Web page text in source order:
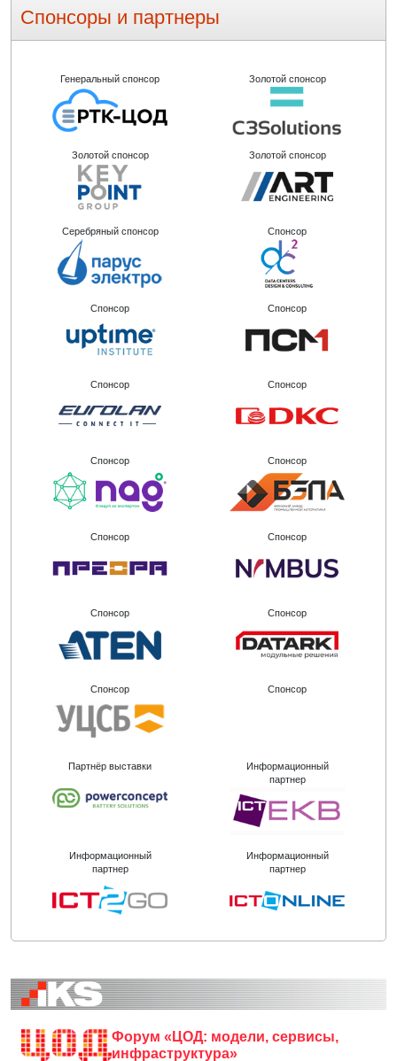
Спонсоры и партнеры
Генеральный спонсор Золотой спонсор
Золотой спонсор Золотой спонсор
Серебряный спонсор Спонсор
Спонсор Спонсор
Спонсор Спонсор
Спонсор Спонсор
Спонсор Спонсор
Спонсор Спонсор
Спонсор Спонсор
Партнёр выставки
Информационный
партнер
Информационный
партнер
Информационный
партнер
Форум «ЦОД: модели, сервисы,
инфраструктура»